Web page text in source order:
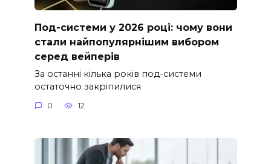
Под-системи у 2026 році: чому вони
стали найпопулярнішим вибором
серед вейперів
За останні кілька років под-системи
остаточно закріпилися
0 12